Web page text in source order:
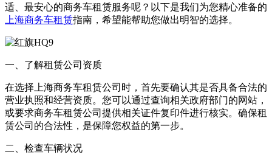
适、最安心的商务车租赁服务呢？以下是我们为您精心准备的
上海商务车租赁指南，希望能帮助您做出明智的选择。
一、了解租赁公司资质
在选择上海商务车租赁公司时，首先要确认其是否具备合法的
营业执照和经营资质。您可以通过查询相关政府部门的网站，
或要求商务车租赁公司提供相关证件复印件进行核实。确保租
赁公司的合法性，是保障您权益的第一步。
二、检查车辆状况